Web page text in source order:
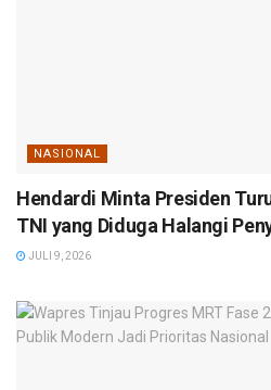
NASIONAL
Hendardi Minta Presiden
TNI yang Diduga Halangi
JULI 9, 2026